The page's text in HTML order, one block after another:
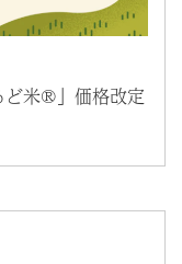
ど米®」価格改定